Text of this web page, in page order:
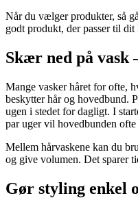
Når du vælger produkter, så
godt produkt, der passer til
Skær ned på vask
Mange vasker håret for ofte,
beskytter hår og hovedbund.
ugen i stedet for dagligt. I
par uger vil hovedbunden
Mellem hårvaskene kan du
og give volumen. Det sparer
Gør styling enkel